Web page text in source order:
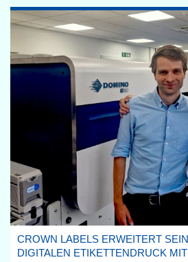
CROWN LABELS ERWEITERT
DIGITALEN ETIKETTENDRUCK